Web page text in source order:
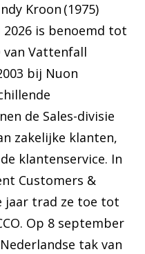
Kroon (1975)
2026 is benoemd tot
van Vattenfall
bij Nuon
de Sales-divisie
zakelijke klanten,
klantenservice. In
Customers &
jaar trad ze toe tot
Op 8 september
tak van